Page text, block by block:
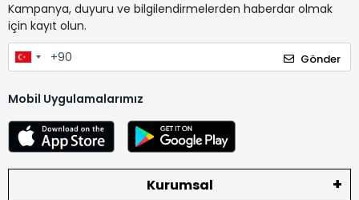
Kampanya, duyuru ve bilgilendirmelerden haberdar olmak
için kayıt olun.
Gönder
Mobil Uygulamalarımız
Kurumsal